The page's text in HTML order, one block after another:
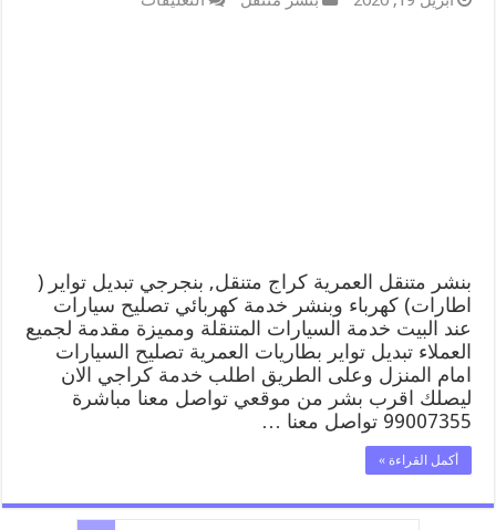
بنشر متنقل العمرية كراج متنقل, بنجرجي تبديل تواير (
اطارات) كهرباء وبنشر خدمة كهربائي تصليح سيارات
عند البيت خدمة السيارات المتنقلة ومميزة مقدمة لجميع
العملاء تبديل تواير بطاريات العمرية تصليح السيارات
امام المنزل وعلى الطريق اطلب خدمة كراجي الان
ليصلك اقرب بشر من موقعي تواصل معنا مباشرة
99007355 تواصل معنا …
أكمل القراءة »